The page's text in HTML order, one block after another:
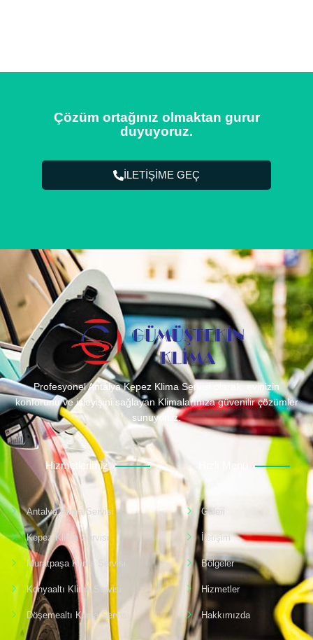
Çözüm ortağınız olmaktan gurur
duyuyoruz.
İLETİŞİME GEÇ
Profesyonel Antalya Kepez Klima Servisi olarak, evinizin
konforunu ve işleyişini sağlayan Klimalarınıza güvenilir çözümler
sunuyoruz.
Hizmetlerimiz
Antalya Klima Servisi
Kepez Klima Servisi
Muratpaşa Klima Servisi
Konyaaltı Klima Servisi
Döşemealtı Klima Servisi
Galeri
İletişim
Bölgeler
Hizmetler
Hakkımızda